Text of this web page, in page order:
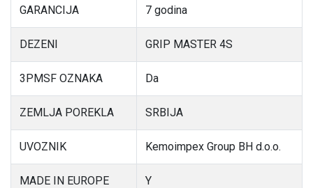
GARANCIJA 7 godina
DEZENI GRIP MASTER 4S
3PMSF OZNAKA Da
ZEMLJA POREKLA SRBIJA
UVOZNIK Kemoimpex Group BH d.o.o.
MADE IN EUROPE Y